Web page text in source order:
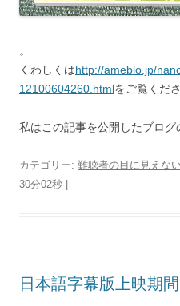
。
くわしくはhttp://ameblo.jp/
12100604260.htmlをご覧くださ
私はこの記事を公開したブログ
カテゴリー: 難聴者の目に見えな
30分02秒
日本語字幕版上映期間